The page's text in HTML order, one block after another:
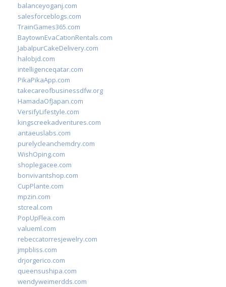
balanceyoganj.com
salesforceblogs.com
TrainGames365.com
BaytownEvaCationRentals.com
JabalpurCakeDelivery.com
halobjd.com
intelligenceqatar.com
PikaPikaApp.com
takecareofbusinessdfw.org
HamadaOfJapan.com
VersifyLifestyle.com
kingscreekadventures.com
antaeuslabs.com
purelycleanchemdry.com
WishOping.com
shoplegacee.com
bonvivantshop.com
CupPlante.com
mpzin.com
stcreal.com
PopUpFlea.com
valueml.com
rebeccatorresjewelry.com
jmpbliss.com
drjorgerico.com
queensushipa.com
wendyweimerdds.com